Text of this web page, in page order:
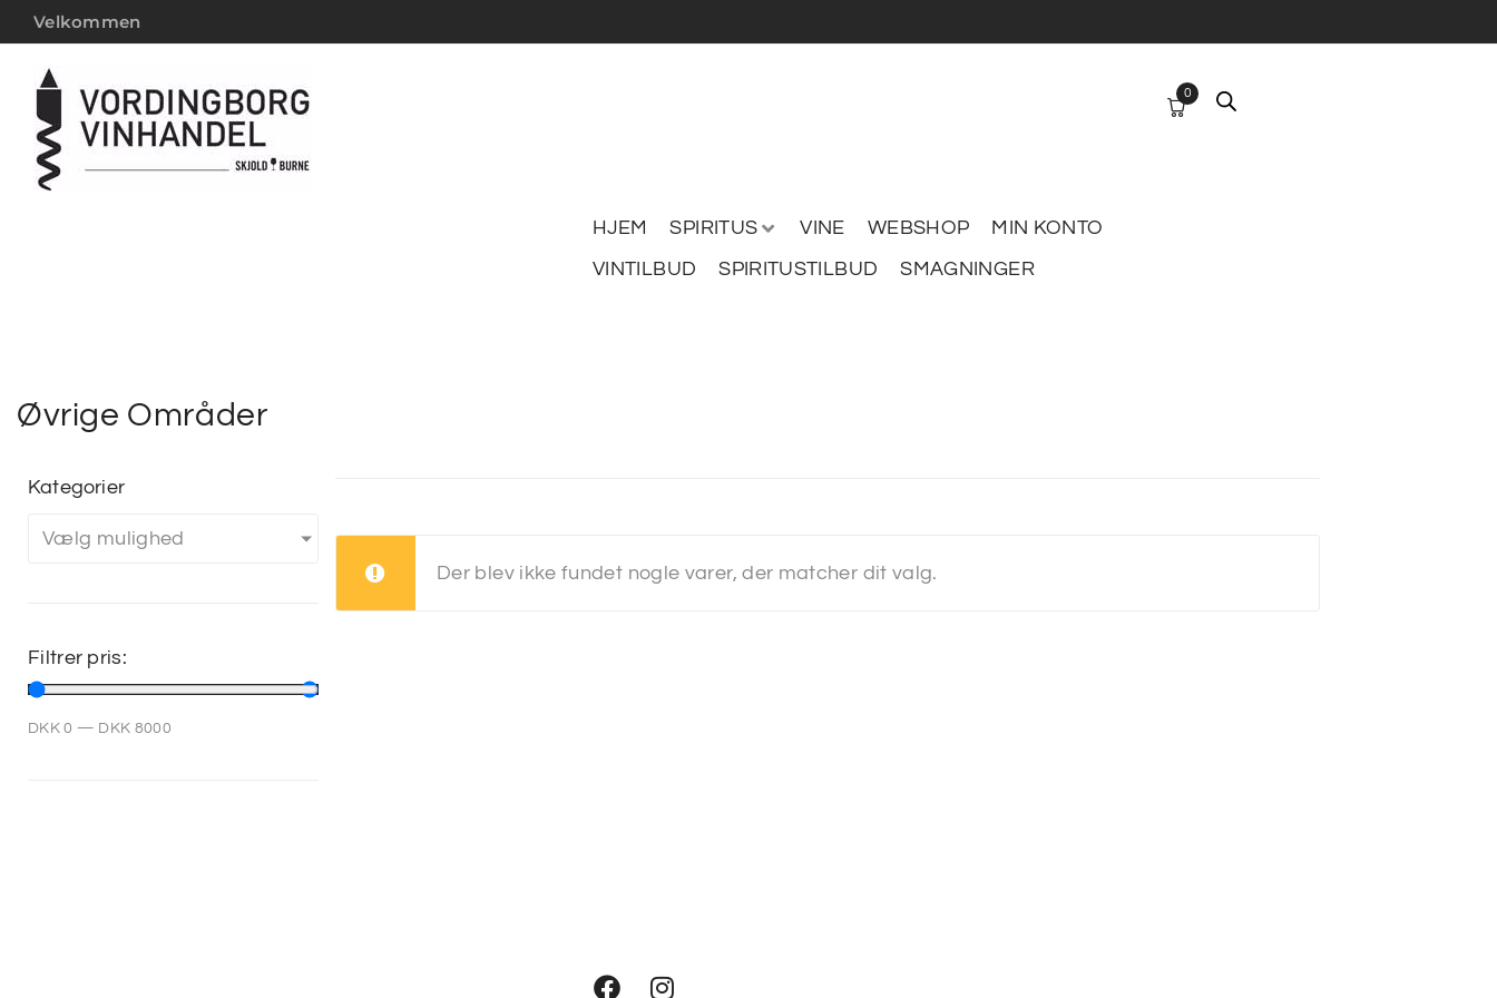
Velkommen
HJEM SPIRITUS VINE WEBSHOP
MIN KONTO
VINTILBUD
SPIRITUSTILBUD SMAGNINGER
0
Øvrige Områder
Kategorier
Vælg mulighed
Filtrer pris:
DKK 0 — DKK 8000
Der blev ikke fundet nogle varer, der matcher dit valg.